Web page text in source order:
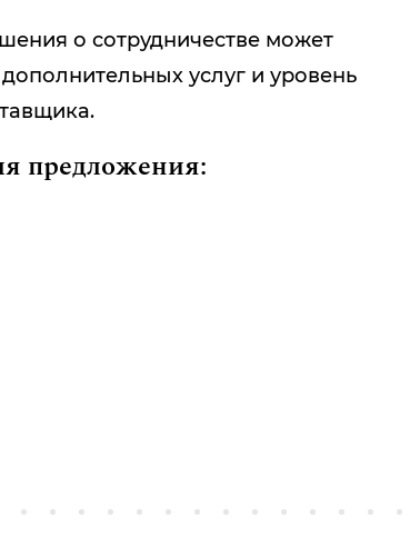
о сотрудничестве может
услуг и уровень
предложения: